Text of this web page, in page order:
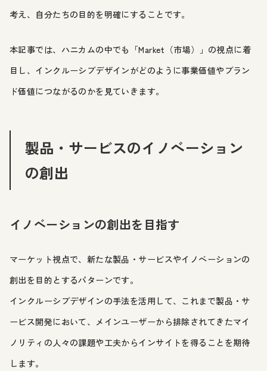
考え、自分たちの目的を明確にすることです。
本記事では、ハニカムの中でも「Market（市場）」の視点に着
目し、インクルーシブデザインがどのように事業価値やブラン
ド価値につながるのかを見ていきます。
製品・サービスのイノベーション
の創出
イノベーションの創出を目指す
マーケット視点で、新たな製品・サービスやイノベーションの
創出を目的とするパターンです。
インクルーシブデザインの手法を活用して、これまで製品・サ
ービス開発において、メインユーザーから排除されてきたマイ
ノリティの人々の課題や工夫からインサイトを得ることを期待
します。